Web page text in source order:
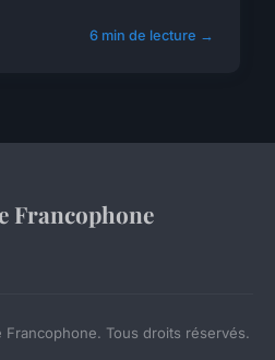
6 min de lecture →
Francophone
Tous droits réservés.